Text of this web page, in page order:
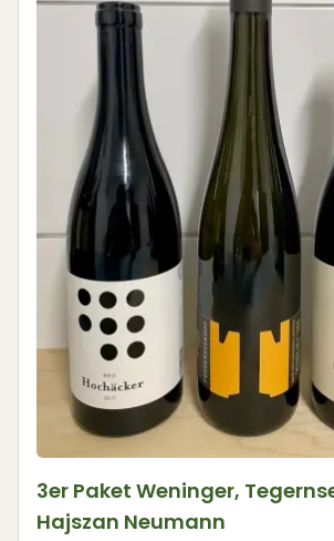
3er Paket Weninger,
Hajszan Neumann